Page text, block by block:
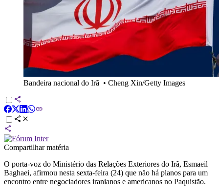
Bandeira nacional do Irã • Cheng Xin/Getty Images
Compartilhar matéria
O porta-voz do Ministério das Relações Exteriores do Irã, Esmaeil
Baghaei, afirmou nesta sexta-feira (24) que não há planos para um
encontro entre negociadores iranianos e americanos no Paquistão.